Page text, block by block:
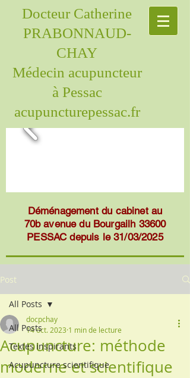
Docteur Catherine
PRABONNAUD-
CHAY
Médecin acupuncteur
à Pessac
acupuncturepessac.fr
Déménagement du cabinet au
70b avenue du Bourgailh 33600
PESSAC depuis le 31/03/2025
Post
All Posts
Textes inspirants
Acupuncture scientifique
All Posts
Acupuncture: méthode
moderne et scientifique
docpchay
14 oct. 2023 1 min de lecture